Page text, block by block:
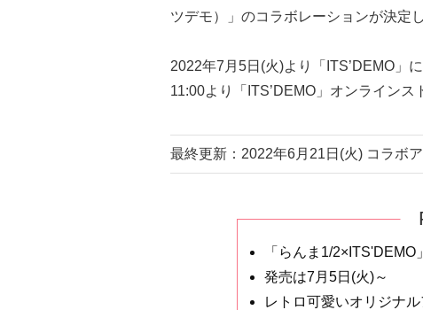
ツデモ）」のコラボレーションが決定
2022年7月5日(火)より「ITS’DEMO」
11:00より「ITS’DEMO」オンラインス
最終更新：2022年6月21日(火) コラボ
「らんま1/2×ITS'DEMO
発売は7月5日(火)～
レトロ可愛いオリジナ